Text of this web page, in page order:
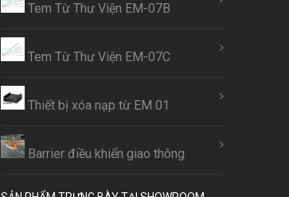
Tem Từ Thư Viện EM-07B
Tem Từ Thư Viện EM-07C
Thiết bị xóa nạp từ EM 01
Barrier điều khiển giao thông